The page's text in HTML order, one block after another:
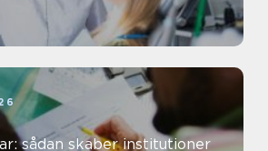
sådan skaber institutioner